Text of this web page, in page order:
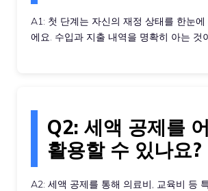
A1: 첫 단계는 자신의 재정 상태를 한눈에
에요. 수입과 지출 내역을 명확히 아는 것
Q2: 세액 공제를
활용할 수 있나요?
A2: 세액 공제를 통해 의료비, 교육비 등